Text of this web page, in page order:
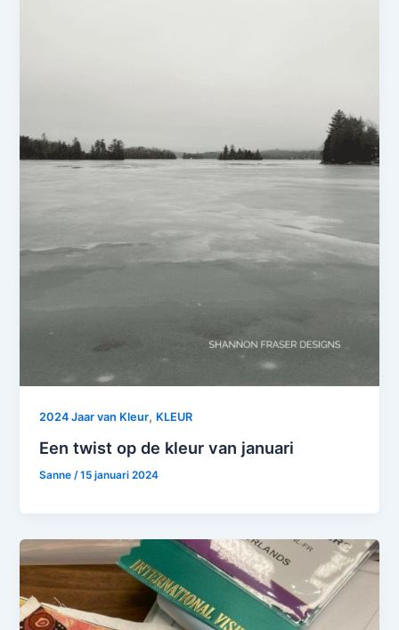
2024 Jaar van Kleur, KLEUR
Een twist op de kleur van januari
Sanne/15 januari 2024